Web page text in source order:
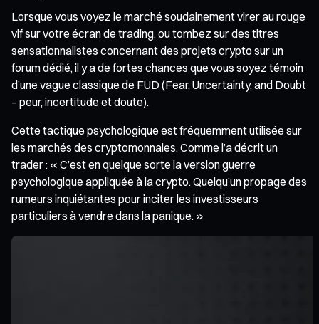
Lorsque vous voyez le marché soudainement virer au rouge
vif sur votre écran de trading, ou tombez sur des titres
sensationnalistes concernant des projets crypto sur un
forum dédié, il y a de fortes chances que vous soyez témoin
d’une vague classique de FUD (Fear, Uncertainty, and Doubt
– peur, incertitude et doute).
Cette tactique psychologique est fréquemment utilisée sur
les marchés des cryptomonnaies. Comme l’a décrit un
trader : « C’est en quelque sorte la version guerre
psychologique appliquée à la crypto. Quelqu’un propage des
rumeurs inquiétantes pour inciter les investisseurs
particuliers à vendre dans la panique. »